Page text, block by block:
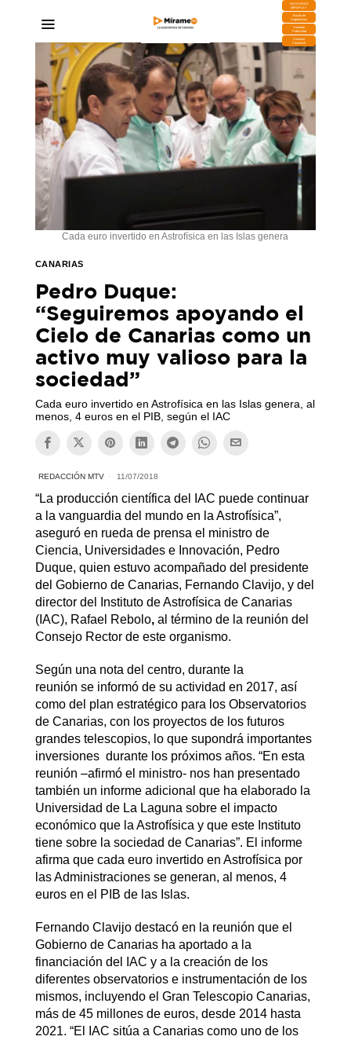
DESCARGA
MIRAPLAY
Buzón de
Sugerencias
Contratar
Publicidad
Contacto
Comercial
Cada euro invertido en Astrofísica en las Islas genera
CANARIAS
Pedro Duque:
“Seguiremos apoyando el
Cielo de Canarias como un
activo muy valioso para la
sociedad”
Cada euro invertido en Astrofísica en las Islas genera, al
menos, 4 euros en el PIB, según el IAC
REDACCIÓN MTV 11/07/2018
“La producción científica del IAC puede continuar
a la vanguardia del mundo en la Astrofísica”,
aseguró en rueda de prensa el ministro de
Ciencia, Universidades e Innovación, Pedro
Duque, quien estuvo acompañado del presidente
del Gobierno de Canarias, Fernando Clavijo, y del
director del Instituto de Astrofísica de Canarias
(IAC), Rafael Rebolo,al término de la reunión del
Consejo Rector de este organismo.
Según una nota del centro, durante la
reunión se informó de su actividad en 2017, así
como del plan estratégico para los Observatorios
de Canarias, con los proyectos de los futuros
grandes telescopios, lo que supondrá importantes
inversiones durante los próximos años. “En esta
reunión –afirmó el ministro- nos han presentado
también un informe adicional que ha elaborado la
Universidad de La Laguna sobre el impacto
económico que la Astrofísica y que este Instituto
tiene sobre la sociedad de Canarias”. El informe
afirma que cada euro invertido en Astrofísica por
las Administraciones se generan, al menos, 4
euros en el PIB de las Islas.
Fernando Clavijo destacó en la reunión que el
Gobierno de Canarias ha aportado a la
financiación del IAC y a la creación de los
diferentes observatorios e instrumentación de los
mismos, incluyendo el Gran Telescopio Canarias,
más de 45 millones de euros, desde 2014 hasta
2021. “El IAC sitúa a Canarias como uno de los